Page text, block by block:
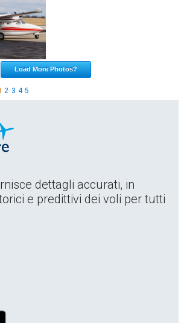
Load More Photos?
2 3 4 5
dettagli accurati, in
e predittivi dei voli per tutti